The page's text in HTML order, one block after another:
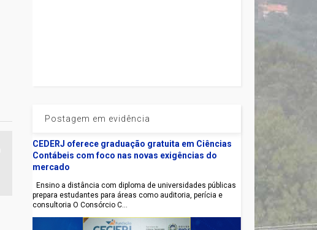
Postagem em evidência
CEDERJ oferece graduação gratuita em Ciências
Contábeis com foco nas novas exigências do
mercado
Ensino a distância com diploma de universidades públicas
prepara estudantes para áreas como auditoria, perícia e
consultoria O Consórcio C...